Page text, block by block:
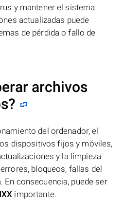
y mantener el sistema
actualizadas puede
de pérdida o fallo de
archivos
del ordenador, el
dispositivos fijos y móviles,
y la limpieza
bloqueos, fallas del
En consecuencia, puede ser
importante.